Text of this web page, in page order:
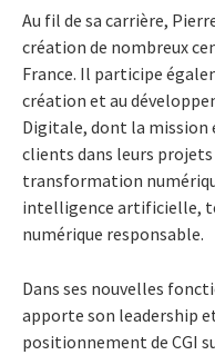
Au fil de sa carrière,
création de nombreux
France. Il participe
création et au
Digitale, dont la mission
clients dans leurs
transformation
intelligence artificielle,
numérique responsable.
Dans ses nouvelles
apporte son leadership
positionnement de CGI